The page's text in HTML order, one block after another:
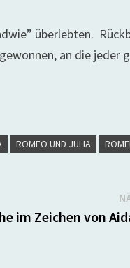
überlebten.
an die jeder
ROMEO UND JULIA
im Zeichen von